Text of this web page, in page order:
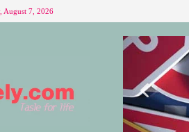
August 7, 2026